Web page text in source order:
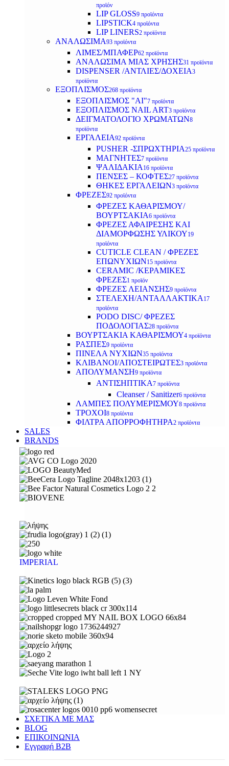
προϊόν
LIP GLOSS9 προϊόντα
LIPSTICK4 προϊόντα
LIP LINERS2 προϊόντα
ΑΝΑΛΩΣΙΜΑ93 προϊόντα
ΛΙΜΕΣ/ΜΠΑΦΕΡ62 προϊόντα
ΑΝΑΛΩΣΙΜΑ ΜΙΑΣ ΧΡΗΣΗΣ31 προϊόντα
DISPENSER /ΑΝΤΛΙΕΣ/ΔΟΧΕΙΑ3
προϊόντα
ΕΞΟΠΛΙΣΜΟΣ268 προϊόντα
ΕΞΟΠΛΙΣΜΟΣ "AI"7 προϊόντα
ΕΞΟΠΛΙΣΜΟΣ NAIL ART3 προϊόντα
ΔΕΙΓΜΑΤΟΛΟΓΙΟ ΧΡΩΜΑΤΩΝ8
προϊόντα
ΕΡΓΑΛΕΙΑ92 προϊόντα
PUSHER -ΣΠΡΩΧΤΗΡΙΑ25 προϊόντα
ΜΑΓΝΗΤΕΣ7 προϊόντα
ΨΑΛΙΔΑΚΙΑ 16 προϊόντα
ΠΕΝΣΕΣ – ΚΟΦΤΕΣ27 προϊόντα
ΘΗΚΕΣ ΕΡΓΑΛΕΙΩΝ3 προϊόντα
ΦΡΕΖΕΣ92 προϊόντα
ΦΡΕΖΕΣ ΚΑΘΑΡΙΣΜΟΥ/
ΒΟΥΡΤΣΑΚΙΑ6 προϊόντα
ΦΡΕΖΕΣ ΑΦΑΙΡΕΣΗΣ ΚΑΙ
ΔΙΑΜΟΡΦΩΣΗΣ ΥΛΙΚΟΥ19
προϊόντα
CUTICLE CLEAN / ΦΡΕΖΕΣ
ΕΠΩΝΥΧΙΩΝ15 προϊόντα
CERAMIC /ΚΕΡΑΜΙΚΕΣ
ΦΡΕΖΕΣ1 προϊόν
ΦΡΕΖΕΣ ΛΕΙΑΝΣΗΣ9 προϊόντα
ΣΤΕΛΕΧΗ/ΑΝΤΑΛΛΑΚΤΙΚΑ 17
προϊόντα
PODO DISC/ ΦΡΕΖΕΣ
ΠΟΔΟΛΟΓΙΑΣ28 προϊόντα
ΒΟΥΡΤΣΑΚΙΑ ΚΑΘΑΡΙΣΜΟΥ4 προϊόντα
ΡΑΣΠΕΣ9 προϊόντα
ΠΙΝΕΛΑ ΝΥΧΙΩΝ35 προϊόντα
ΚΛΙΒΑΝΟΙ/ΑΠΟΣΤΕΙΡΩΤΕΣ3 προϊόντα
ΑΠΟΛΥΜΑΝΣΗ9 προϊόντα
ΑΝΤΙΣΗΠΤΙΚΑ7 προϊόντα
Cleanser / Sanitizer6 προϊόντα
ΛΑΜΠΕΣ ΠΟΛΥΜΕΡΙΣΜΟΥ8 προϊόντα
ΤΡΟΧΟΙ8 προϊόντα
ΦΙΛΤΡΑ ΑΠΟΡΡΟΦΗΤΗΡΑ2 προϊόντα
SALES
BRANDS
IMPERIAL
ΣΧΕΤΙΚΑ ΜΕ ΜΑΣ
BLOG
ΕΠΙΚΟΙΝΩΝΙΑ
Εγγραφή Β2Β